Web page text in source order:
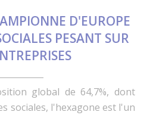
D'EUROPE
PESANT SUR
global de 64,7%, dont
sociales, l'hexagone est l'un